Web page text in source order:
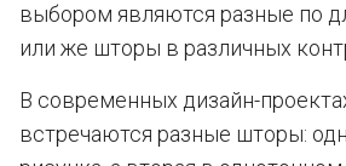
выбором являются разные по
или же шторы в различных
В современных дизайн-
встречаются разные шторы: